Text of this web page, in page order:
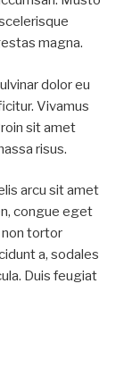
magna.
dolor eu
Vivamus
sit amet
risus.
arcu sit amet
congue eget
non tortor
a, sodales
Duis feugiat